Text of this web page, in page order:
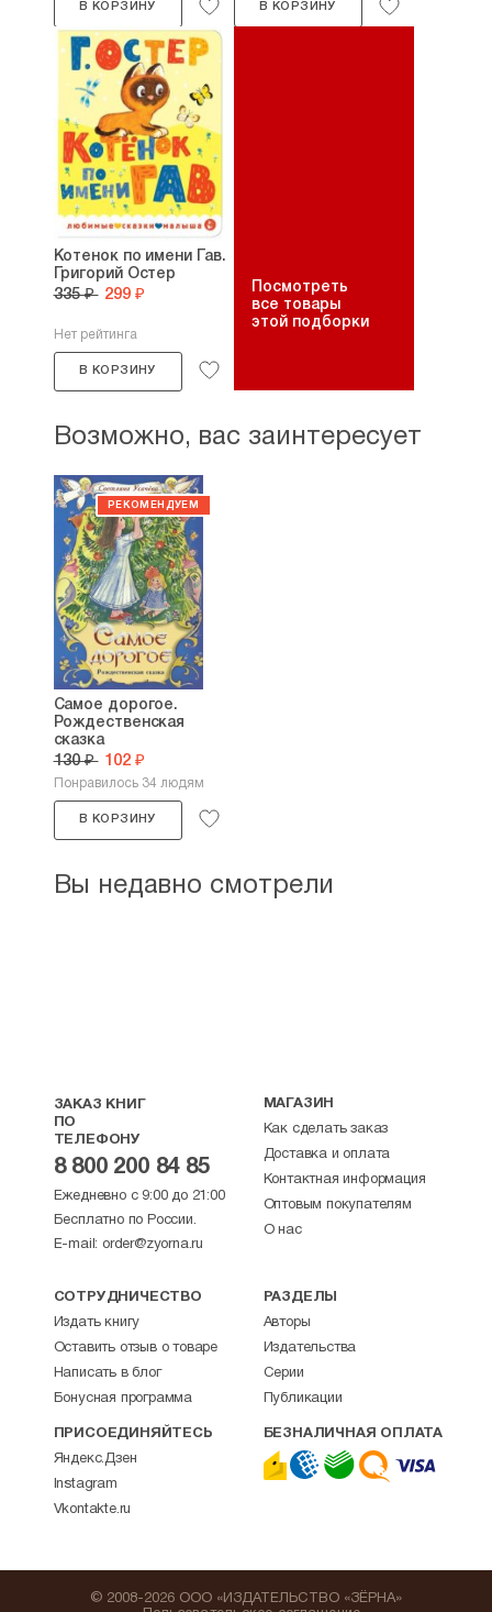
В КОРЗИНУ В КОРЗИНУ
Котенок по имени Гав.
Григорий Остер
335 ₽ 299 ₽
Нет рейтинга
В КОРЗИНУ
Посмотреть
все товары
этой подборки
Возможно, вас заинтересует
Самое дорогое.
Рождественская
сказка
130 ₽ 102 ₽
Понравилось 34 людям
В КОРЗИНУ
Вы недавно смотрели
ЗАКАЗ КНИГ
ПО
ТЕЛЕФОНУ
8 800 200 84 85
Ежедневно с 9:00 до 21:00
Бесплатно по России.
E-mail: order@zyorna.ru
МАГАЗИН
Как сделать заказ
Доставка и оплата
Контактная информация
Оптовым покупателям
О нас
СОТРУДНИЧЕСТВО
Издать книгу
Оставить отзыв о товаре
Написать в блог
Бонусная программа
РАЗДЕЛЫ
Авторы
Издательства
Серии
Публикации
ПРИСОЕДИНЯЙТЕСЬ
Яндекс.Дзен
Instagram
Vkontakte.ru
БЕЗНАЛИЧНАЯ ОПЛАТА
© 2008-2026 ООО «ИЗДАТЕЛЬСТВО «ЗЁРНА»